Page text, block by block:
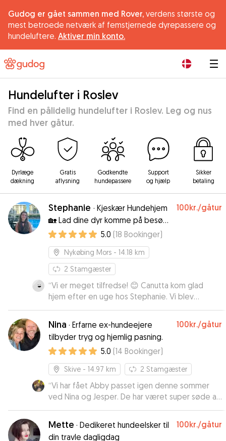
Gudog er gået sammen med Rover, verdens største og
mest betroede netværk af femstjernede dyrepassere og
hundeluftere. Aktiver min konto.
Hundelufter i Roslev
Find en pålidelig hundelufter i Roslev. Leg og nus
med hver gåtur.
Dyrlæge
dækning
Gratis
aflysning
Godkendte
hundepassere
Support
og hjælp
Sikker
betaling
Stephanie · Kjeskær Hundehjem
🏡 Lad dine dyr komme på besøg
hos andre dyrevenner i et trygt
miljø💫
100kr./gåtur
5.0 (18 Bookinger)
Nykøbing Mors - 14.18 km
2 Stamgæster
“Vi er meget tilfredse! 😊 Canutta kom glad
hjem efter en uge hos Stephanie. Vi blev
igennem ugen opdateret på hvordan det gik
med hende, og fik tilsendt både billeder og
video. 🤗 Vi har tidligere erfaring med at Canutta
kommer meget stresset hjem, så at se hende så
glad og rolig (bare lidt træt) gjorde os trygge
ved at levere hende til Stephanie igen en anden
gang. ❤️”
Nina · Erfarne ex-hundeejere
tilbyder tryg og hjemlig pasning.
100kr./gåtur
5.0 (14 Bookinger)
Skive - 14.97 km 2 Stamgæster
“Vi har fået Abby passet igen denne sommer
ved Nina og Jesper. De har været super søde at
opdatere med billeder og skriv dagligt. Det er
tydeligt de virkelig elsker at have
“feriehundebørn” som forkæles til op over
Mette · Dedikeret hundeelsker til
din travle dagligdag
100kr./gåtur